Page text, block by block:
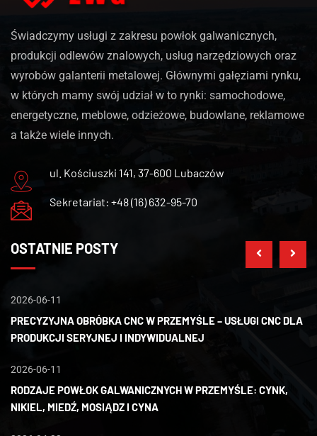
Świadczymy usługi z zakresu powłok galwanicznych,
produkcji odlewów znalowych, usług narzędziowych oraz
wyrobów galanterii metalowej. Głównymi gałęziami rynku,
w których mamy swój udział w to rynki: samochodowe,
energetyczne, meblowe, odzieżowe, budowlane, reklamowe
a także wiele innych.
ul. Kościuszki 141, 37-600 Lubaczów
Sekretariat: +48 (16) 632-95-70
OSTATNIE POSTY
2026-06-11
PRECYZYJNA OBRÓBKA CNC W PRZEMYŚLE – USŁUGI CNC DLA
PRODUKCJI SERYJNEJ I INDYWIDUALNEJ
2026-06-11
RODZAJE POWŁOK GALWANICZNYCH W PRZEMYŚLE: CYNK,
NIKIEL, MIEDŹ, MOSIĄDZ I CYNA